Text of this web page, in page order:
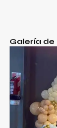
Galería de